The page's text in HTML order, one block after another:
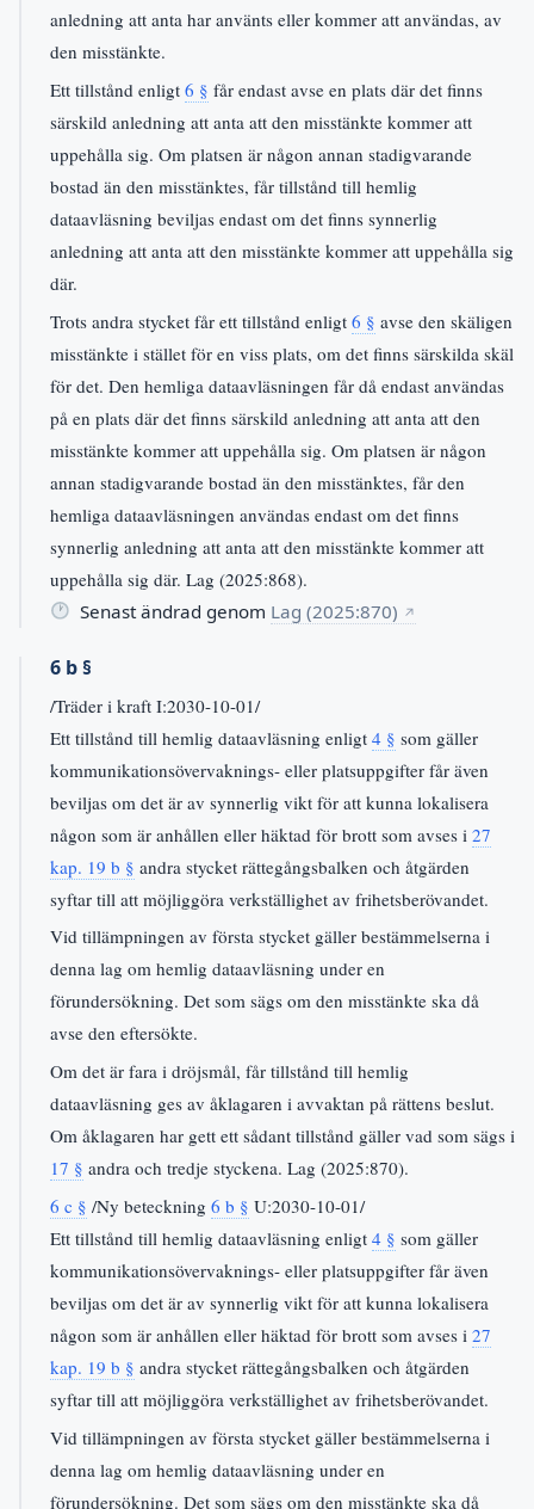
anledning att anta har använts eller kommer att användas, av
den misstänkte.
Ett tillstånd enligt 6 § får endast avse en plats där det finns
särskild anledning att anta att den misstänkte kommer att
uppehålla sig. Om platsen är någon annan stadigvarande
bostad än den misstänktes, får tillstånd till hemlig
dataavläsning beviljas endast om det finns synnerlig
anledning att anta att den misstänkte kommer att uppehålla sig
där.
Trots andra stycket får ett tillstånd enligt 6 § avse den skäligen
misstänkte i stället för en viss plats, om det finns särskilda skäl
för det. Den hemliga dataavläsningen får då endast användas
på en plats där det finns särskild anledning att anta att den
misstänkte kommer att uppehålla sig. Om platsen är någon
annan stadigvarande bostad än den misstänktes, får den
hemliga dataavläsningen användas endast om det finns
synnerlig anledning att anta att den misstänkte kommer att
uppehålla sig där. Lag (2025:868).
Senast ändrad genom Lag (2025:870) ↗
6 b §
/Träder i kraft I:2030-10-01/
Ett tillstånd till hemlig dataavläsning enligt 4 § som gäller
kommunikationsövervaknings- eller platsuppgifter får även
beviljas om det är av synnerlig vikt för att kunna lokalisera
någon som är anhållen eller häktad för brott som avses i 27
kap. 19 b § andra stycket rättegångsbalken och åtgärden
syftar till att möjliggöra verkställighet av frihetsberövandet.
Vid tillämpningen av första stycket gäller bestämmelserna i
denna lag om hemlig dataavläsning under en
förundersökning. Det som sägs om den misstänkte ska då
avse den eftersökte.
Om det är fara i dröjsmål, får tillstånd till hemlig
dataavläsning ges av åklagaren i avvaktan på rättens beslut.
Om åklagaren har gett ett sådant tillstånd gäller vad som sägs i
17 § andra och tredje styckena. Lag (2025:870).
6 c § /Ny beteckning 6 b § U:2030-10-01/
Ett tillstånd till hemlig dataavläsning enligt 4 § som gäller
kommunikationsövervaknings- eller platsuppgifter får även
beviljas om det är av synnerlig vikt för att kunna lokalisera
någon som är anhållen eller häktad för brott som avses i 27
kap. 19 b § andra stycket rättegångsbalken och åtgärden
syftar till att möjliggöra verkställighet av frihetsberövandet.
Vid tillämpningen av första stycket gäller bestämmelserna i
denna lag om hemlig dataavläsning under en
förundersökning. Det som sägs om den misstänkte ska då